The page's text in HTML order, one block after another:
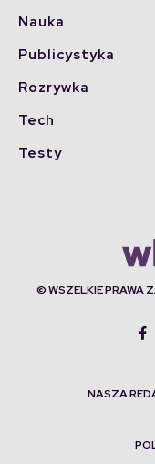
Nauka
Publicystyka
Rozrywka
Tech
Testy
© WSZELKIE PRAWA
NASZA